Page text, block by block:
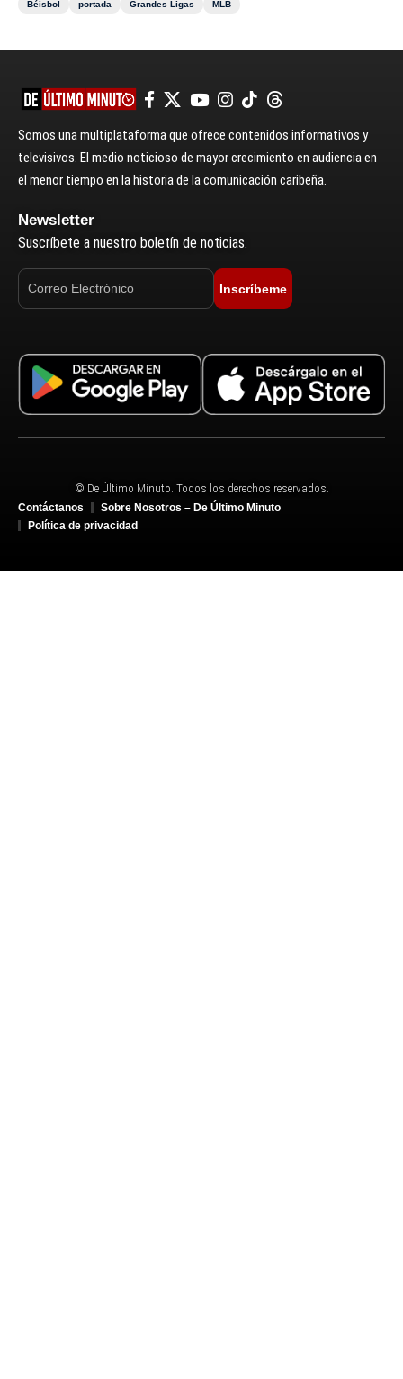
Béisbol
portada Grandes Ligas MLB
Somos una multiplataforma que ofrece contenidos informativos y
televisivos. El medio noticioso de mayor crecimiento en audiencia en
el menor tiempo en la historia de la comunicación caribeña.
Newsletter
Suscríbete a nuestro boletín de noticias.
Inscríbeme
© De Último Minuto. Todos los derechos reservados.
Contáctanos
Sobre Nosotros – De Último Minuto
Política de privacidad